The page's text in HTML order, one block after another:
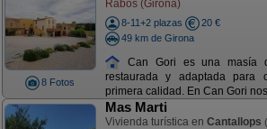
8 Fotos
Rabós (Girona)
8-11+2 plazas
20 €
49 km de Girona
Can Gori es una masía
restaurada y adaptada para
primera calidad. En Can Gori
Mas Marti
Vivienda turística en Cantallops